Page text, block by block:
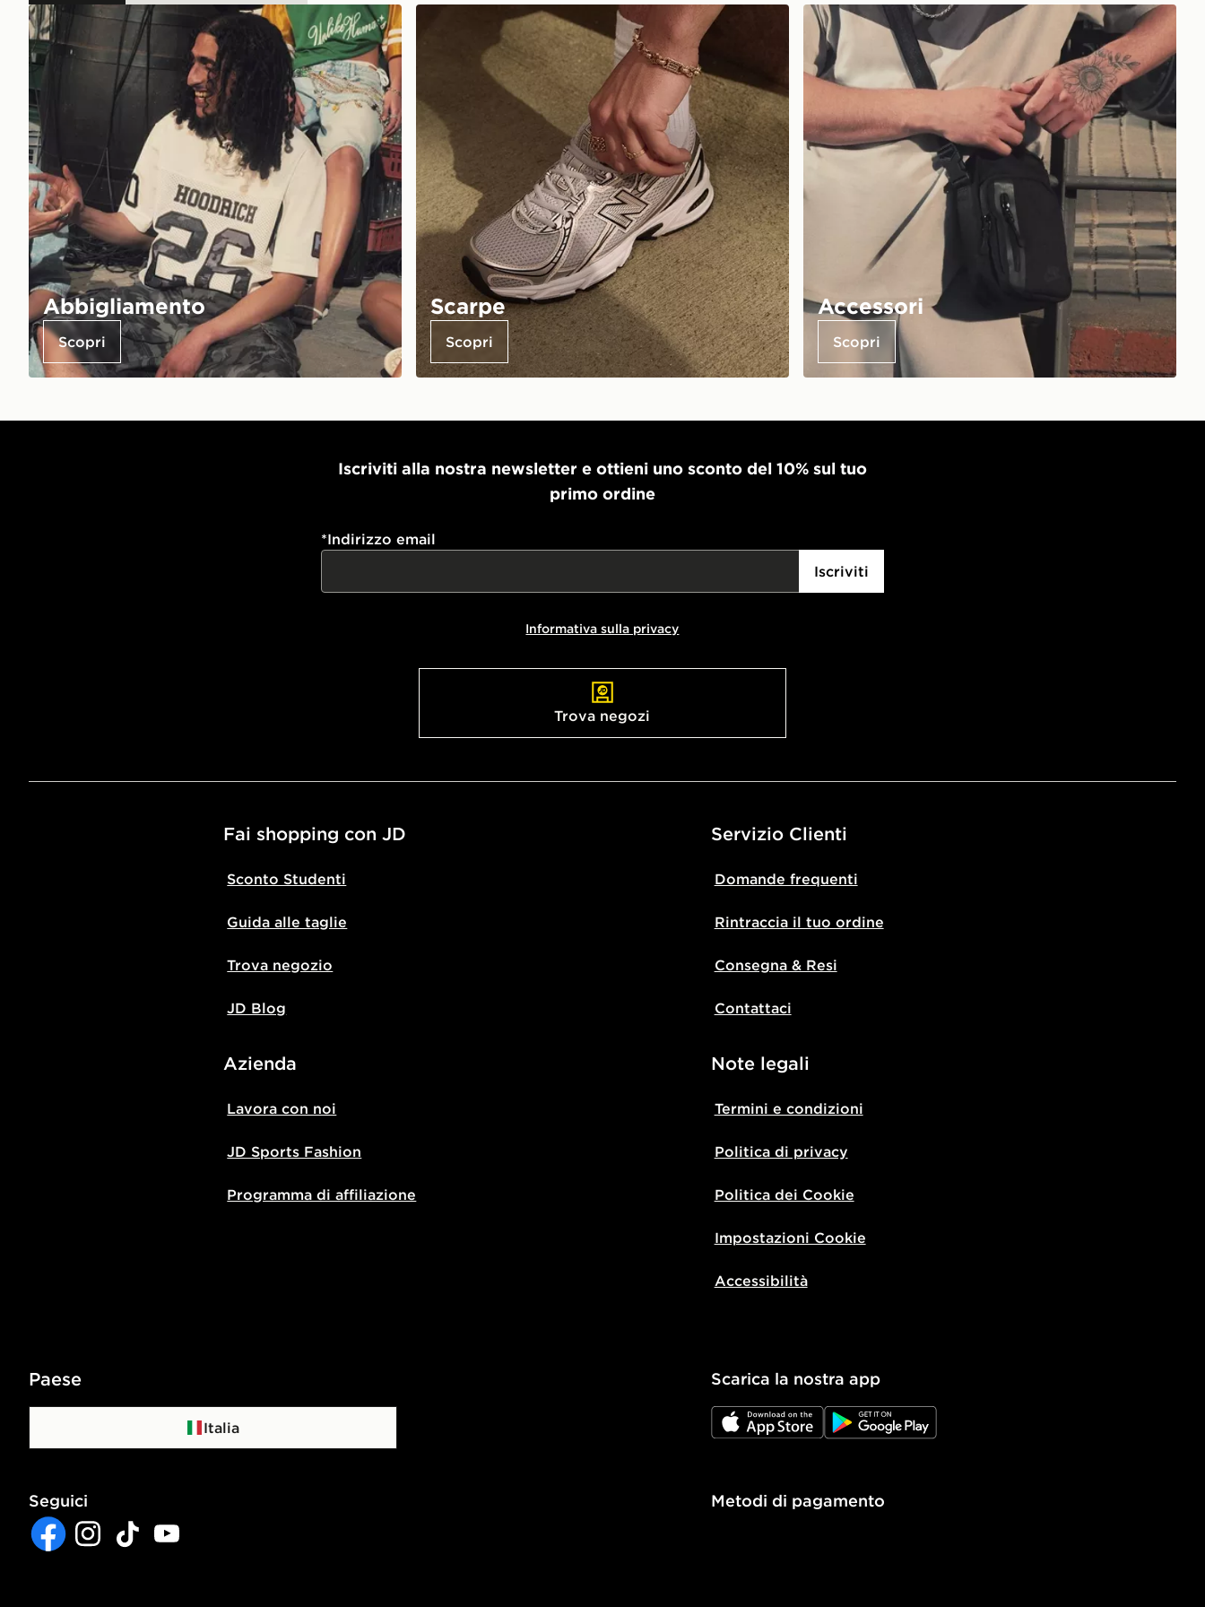
Abbigliamento
Scopri
Scarpe
Scopri
Accessori
Scopri
Iscriviti alla nostra newsletter e ottieni uno sconto del 10% sul tuo
primo ordine
*Indirizzo email
Iscriviti
Informativa sulla privacy
Trova negozi
Fai shopping con JD
Sconto Studenti
Guida alle taglie
Trova negozio
JD Blog
Servizio Clienti
Domande frequenti
Rintraccia il tuo ordine
Consegna & Resi
Contattaci
Azienda
Lavora con noi
JD Sports Fashion
Programma di affiliazione
Note legali
Termini e condizioni
Politica di privacy
Politica dei Cookie
Impostazioni Cookie
Accessibilità
Paese
Italia
Scarica la nostra app
JD App Store JD Google Play
Seguici Metodi di pagamento